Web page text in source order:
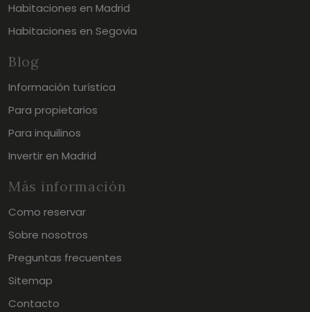
Habitaciones en Madrid
Habitaciones en Segovia
Blog
Información turística
Para propietarios
Para inquilinos
Invertir en Madrid
Más información
Como reservar
Sobre nosotros
Preguntas frecuentes
Sitemap
Contacto